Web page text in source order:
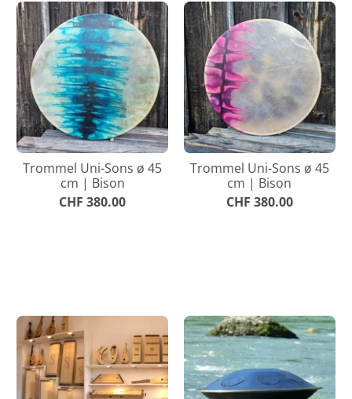
Trommel Uni-Sons ø 45
cm | Bison
CHF 380.00
Trommel Uni-Sons ø 45
cm | Bison
CHF 380.00